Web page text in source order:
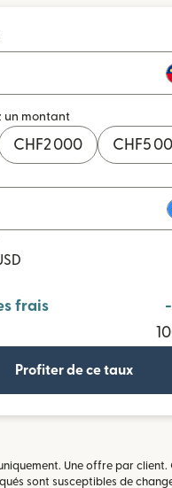
un montant
CHF2 000 CHF5
frais
Profiter de ce taux
Une offre par
sont susceptibles de